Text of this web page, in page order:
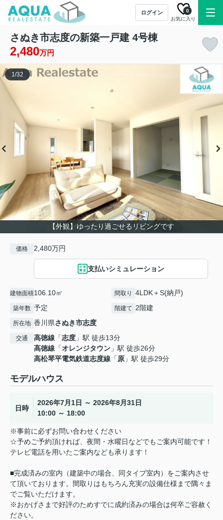
ログイン
お気に入り
0
さぬき市志度の新築一戸建 4号棟
2,480万円
【外観】ゆったり過ごせるリビングです
1/32
価格 2,480万円
支払いシミュレーション
建物面積106.10㎡ 間取り 4LDK＋S(納戸)
築年数 予定 階建て 2階建
所在地 香川県さぬき市志度
交通 高徳線 「志度 」駅 徒歩13分
高徳線 「オレンジタウン 」駅 徒歩26分
高松琴平電気鉄道志度線 「原 」駅 徒歩29分
モデルハウス
日時
2026年7月1日 ～ 2026年8月31日
10:00 ～ 18:00
※事前に必ずお問い合わせください
☆予めご予約頂ければ、夜間・水曜日などでもご案内可能です！
テレビ電話を用いたご案内なども承ります！
■完成済みの室内（建築中の場合、同タイプ室内）をご案内させ
て頂いております。間取りはもちろん充実の設備仕様まで隅々ま
でご覧いただけます。
※おかげさまで好評のためすでに成約済みの場合は何卒ご容赦く
ださい。